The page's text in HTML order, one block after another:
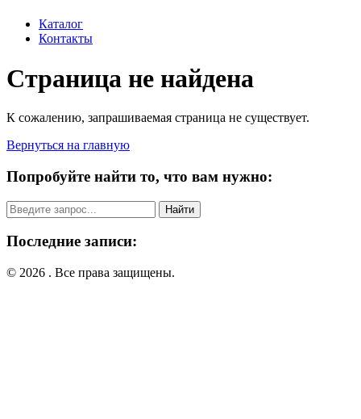
Каталог
Контакты
Страница не найдена
К сожалению, запрашиваемая страница не существует.
Вернуться на главную
Попробуйте найти то, что вам нужно:
Поиск:
Последние записи:
© 2026 . Все права защищены.